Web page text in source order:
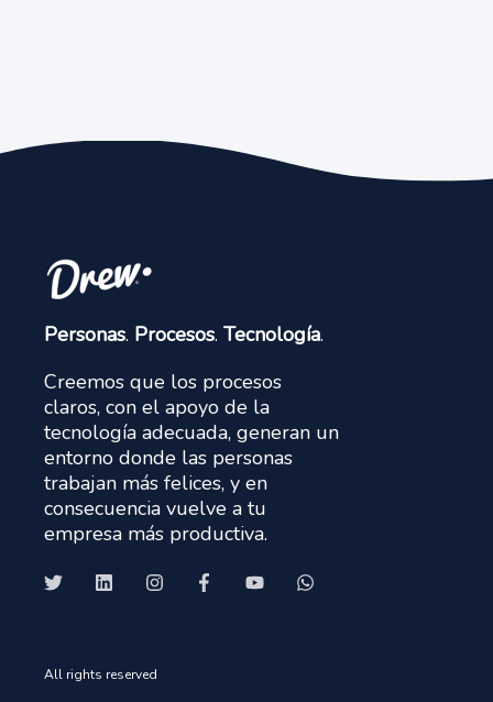
Personas. Procesos. Tecnología.
Creemos que los procesos
claros, con el apoyo de la
tecnología adecuada, generan un
entorno donde las personas
trabajan más felices, y en
consecuencia vuelve a tu
empresa más productiva.
All rights reserved